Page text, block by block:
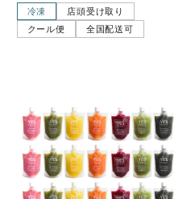
冷凍
店頭受け取り
クール便
全国配送可